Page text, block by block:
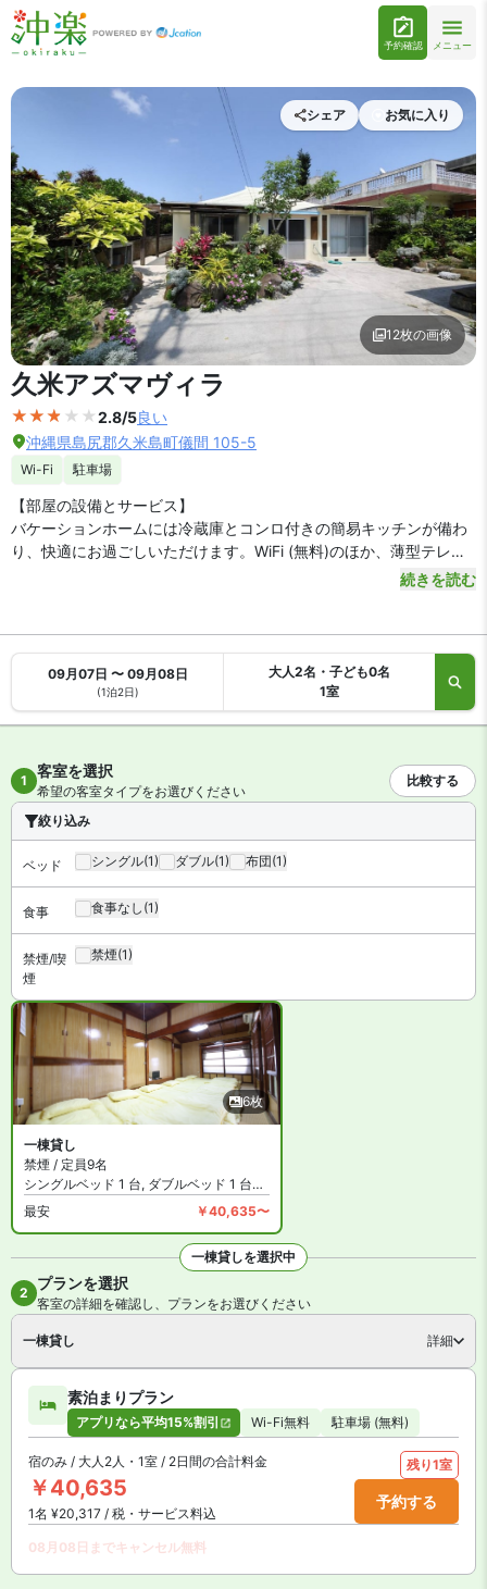
予約確認 メニュー
シェア お気に入り
12枚の画像
久米アズマヴィラ
2.8/5良い
沖縄県島尻郡久米島町儀間 105-5
Wi-Fi 駐車場
【部屋の設備とサービス】
バケーションホームには冷蔵庫とコンロ付きの簡易キッチンが備わ
り、快適にお過ごしいただけます。WiFi (無料)のほか、薄型テレビ
もご利用いただけます。 電子レンジと洗濯機をご利用いただけま
続きを読む
09月07日 〜 09月08日
(1泊2日)
大人2名・子ども0名
1室
1
客室を選択
希望の客室タイプをお選びください
比較する
絞り込み
ベッド シングル(1) ダブル(1) 布団(1)
食事 食事なし (1)
禁煙/喫
煙
禁煙(1)
6枚
一棟貸し
禁煙 / 定員9名
シングルベッド 1 台, ダブルベッド 1 台およびシングル布団 6 組
最安
￥40,635〜
一棟貸しを選択中
2 プランを選択
客室の詳細を確認し、プランをお選びください
一棟貸し 詳細
素泊まりプラン
アプリなら平均15%割引 Wi-Fi無料 駐車場 (無料)
宿のみ / 大人2人・1室 / 2日間の合計料金
￥40,635
1名 ¥20,317 / 税・サービス料込
残り1室
予約する
08月08日までキャンセル無料